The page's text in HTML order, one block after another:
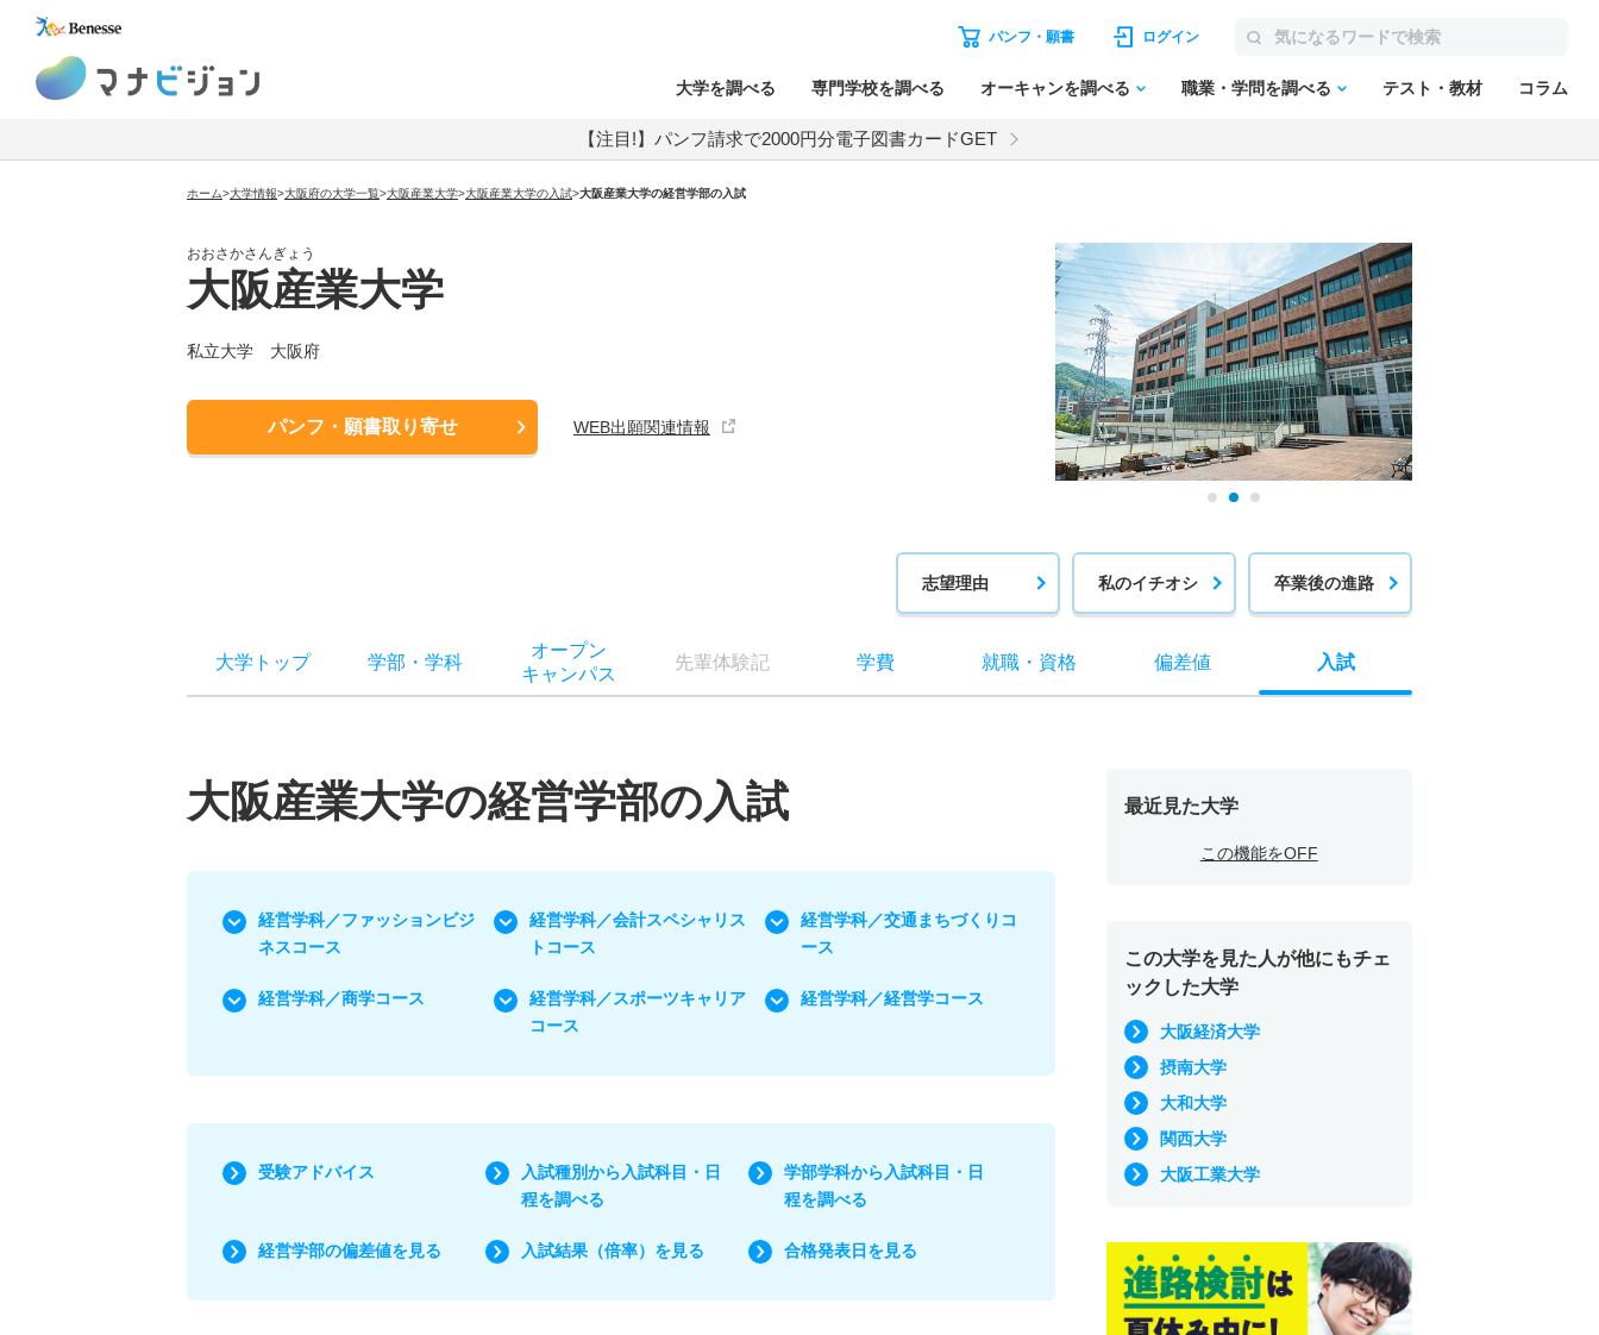
パンフ・願書 ログイン
大学を調べる 専門学校を調べる オーキャンを調べる 職業・学問を調べる テスト・教材 コラム
【注目!】パンフ請求で2000円分電子図書カードGET
ホーム>大学情報>大阪府の大学一覧>大阪産業大学>大阪産業大学の入試>大阪産業大学の経営学部の入試
おおさかさんぎょう
大阪産業大学
私立大学 大阪府
パンフ・願書取り寄せ WEB出願関連情報
志望理由 私のイチオシ 卒業後の進路
大学トップ 学部 ・ 学科
オープン
キャンパス
先輩体験記 学費 就職・ 資格 偏差値 入試
大阪産業大学の経営学部の入試
経営学科／ファッションビジ
ネスコース
経営学科／会計スペシャリス
トコース
経営学科／交通まちづくりコ
ース
経営学科／商学コース
経営学科／スポーツキャリア
コース
経営学科／経営学コース
受験アドバイス
入試種別から入試科目・日
程を調べる
学部学科から入試科目・日
程を調べる
経営学部の偏差値を見る 入試結果（倍率）を見る 合格発表日を見る
最近見た大学
この機能をOFF
この大学を見た人が他にもチェ
ックした大学
大阪経済大学
摂南大学
大和大学
関西大学
大阪工業大学